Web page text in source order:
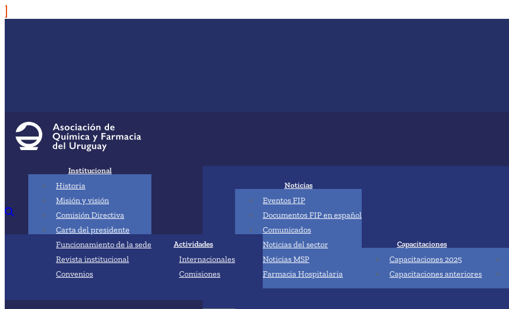
Institucional
Historia
Misión y visión
Comisión Directiva
Carta del presidente
Funcionamiento de la sede
Revista institucional
Convenios
Actividades
Internacionales
Comisiones
Noticias
Eventos FIP
Documentos FIP en español
Comunicados
Noticias del sector
Noticias MSP
Farmacia Hospitalaria
Capacitaciones
Capacitaciones 2025
Capacitaciones anteriores